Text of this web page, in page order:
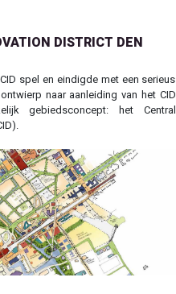
DISTRICT DEN
spel en eindigde met een serieus
naar aanleiding van het CID
gebiedsconcept: het Central